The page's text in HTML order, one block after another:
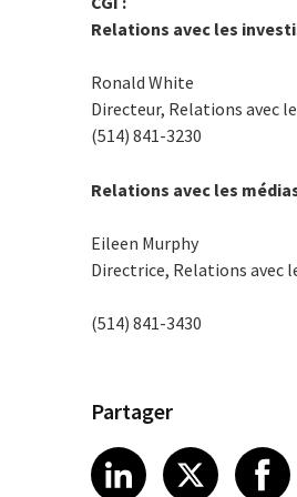
Relations avec les
Ronald White
Directeur, Relations avec
(514) 841-3230
Relations avec les
Eileen Murphy
Directrice, Relations avec
(514) 841-3430
Partager
Share article
LinkedIn
Share
X